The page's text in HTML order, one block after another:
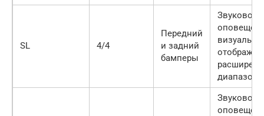
SL 4/4
Передний
и задний
бамперы
Звуковое
диапазон
Звуковое